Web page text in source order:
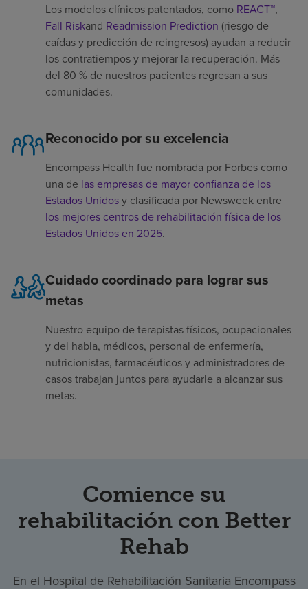
Los modelos clínicos patentados, como REACT™,
Fall Riskand Readmission Prediction (riesgo de
caídas y predicción de reingresos) ayudan a reducir
los contratiempos y mejorar la recuperación. Más
del 80 % de nuestros pacientes regresan a sus
comunidades.
Reconocido por su excelencia
Encompass Health fue nombrada por Forbes como
una de las empresas de mayor confianza de los
Estados Unidosy clasificada por Newsweek entre
los mejores centros de rehabilitación física de los
Estados Unidos en 2025.
Cuidado coordinado para lograr sus
metas
Nuestro equipo de terapistas físicos, ocupacionales
y del habla, médicos, personal de enfermería,
nutricionistas, farmacéuticos y administradores de
casos trabajan juntos para ayudarle a alcanzar sus
metas.
Comience su
rehabilitación con Better
Rehab
En el Hospital de Rehabilitación Sanitaria Encompass